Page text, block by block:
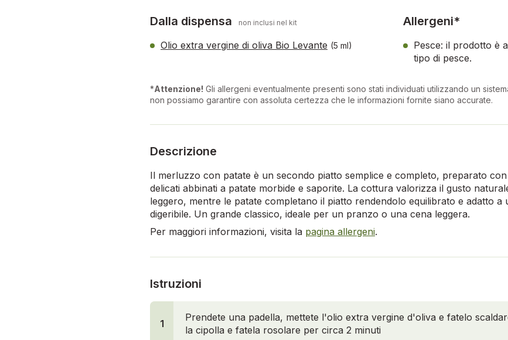
Dalla dispensa non inclusi nel kit
Olio extra vergine di oliva Bio Levante (5 ml)
Allergeni*
Pesce: il prodotto è
tipo di pesce.
*Attenzione! Gli allergeni eventualmente presenti sono stati individuati utilizzando un
non possiamo garantire con assoluta certezza che le informazioni fornite siano accurate.
Descrizione
Il merluzzo con patate è un secondo piatto semplice e completo, preparato
delicati abbinati a patate morbide e saporite. La cottura valorizza il gusto
leggero, mentre le patate completano il piatto rendendolo equilibrato e adatto a
digeribile. Un grande classico, ideale per un pranzo o una cena leggera.
Per maggiori informazioni, visita la pagina allergeni.
Istruzioni
1
Prendete una padella, mettete l'olio extra vergine d'oliva e fatelo
la cipolla e fatela rosolare per circa 2 minuti